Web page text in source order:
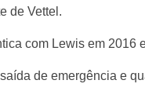
de Vettel.
com Lewis em 2016
de emergência e